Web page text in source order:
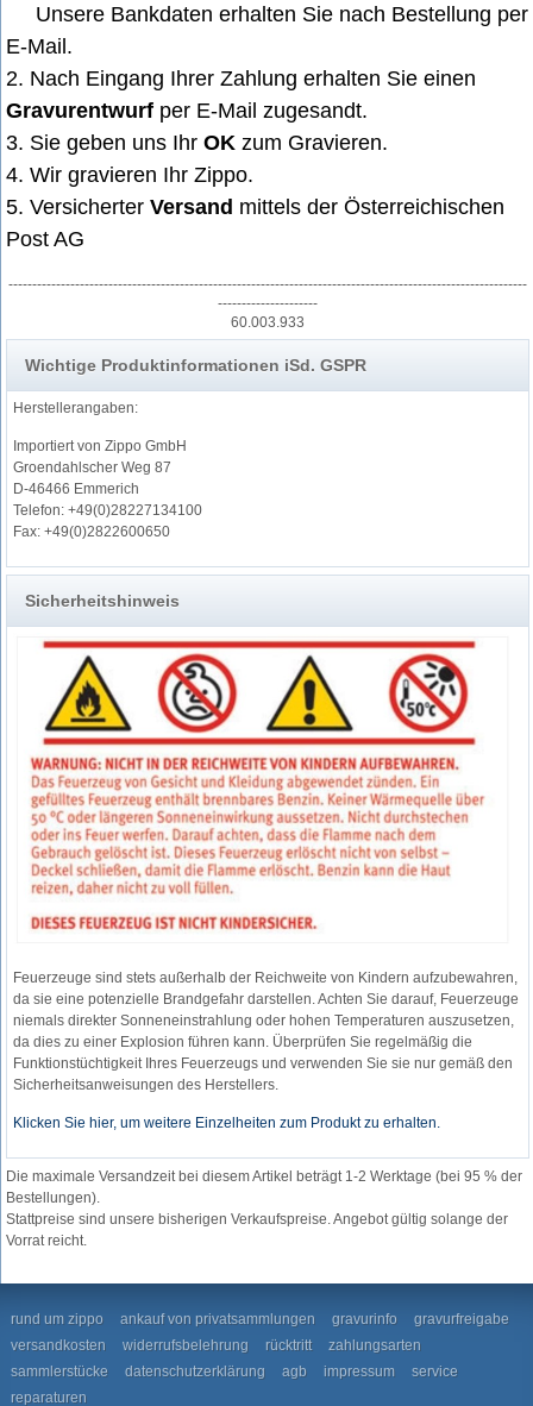
Unsere Bankdaten erhalten Sie nach Bestellung per
E-Mail.
2. Nach Eingang Ihrer Zahlung erhalten Sie einen
Gravurentwurf per E-Mail zugesandt.
3. Sie geben uns IhrOK zum Gravieren.
4. Wir gravieren Ihr Zippo.
5. VersicherterVersand mittels der Österreichischen
Post AG
-------------------------------------------------------------------------------------------------------------
---------------------
60.003.933
Wichtige Produktinformationen iSd. GSPR
Herstellerangaben:
Importiert von Zippo GmbH
Groendahlscher Weg 87
D-46466 Emmerich
Telefon: +49(0)28227134100
Fax: +49(0)2822600650
Sicherheitshinweis
Feuerzeuge sind stets außerhalb der Reichweite von Kindern aufzubewahren,
da sie eine potenzielle Brandgefahr darstellen. Achten Sie darauf, Feuerzeuge
niemals direkter Sonneneinstrahlung oder hohen Temperaturen auszusetzen,
da dies zu einer Explosion führen kann. Überprüfen Sie regelmäßig die
Funktionstüchtigkeit Ihres Feuerzeugs und verwenden Sie sie nur gemäß den
Sicherheitsanweisungen des Herstellers.
Klicken Sie hier, um weitere Einzelheiten zum Produkt zu erhalten.
Die maximale Versandzeit bei diesem Artikel beträgt 1-2 Werktage (bei 95 % der
Bestellungen).
Stattpreise sind unsere bisherigen Verkaufspreise. Angebot gültig solange der
Vorrat reicht.
rund um zippo ankauf von privatsammlungen gravurinfo
gravurfreigabe
versandkosten
widerrufsbelehrung rücktritt
zahlungsarten
sammlerstücke
datenschutzerklärung agb impressum
service
reparaturen